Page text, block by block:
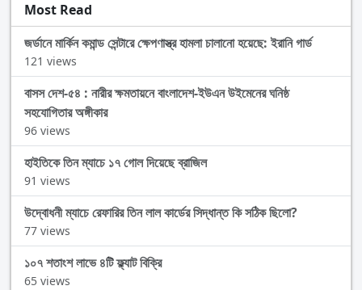
Most Read
জর্ডানে মার্কিন কমান্ড সেন্টারে ক্ষেপণাস্ত্র হামলা চালানো হয়েছে: ইরানি গার্ড
121 views
বাসস দেশ-৫৪ : নারীর ক্ষমতায়নে বাংলাদেশ-ইউএন উইমেনের ঘনিষ্ঠ
সহযোগিতার অঙ্গীকার
96 views
হাইতিকে তিন ম্যাচে ১৭ গোল দিয়েছে ব্রাজিল
91 views
উদ্বোধনী ম্যাচে রেফারির তিন লাল কার্ডের সিদ্ধান্ত কি সঠিক ছিলো?
77 views
১০৭ শতাংশ লাভে ৪টি ফ্ল্যাট বিক্রি
65 views